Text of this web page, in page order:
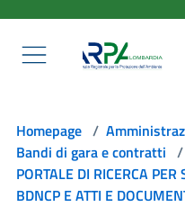
Homepage /
Bandi di gara e contratti /
PORTALE DI RICERCA
BDNCP E ATTI E